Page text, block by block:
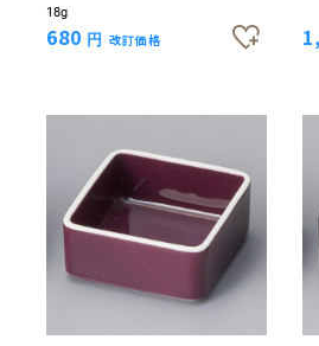
18g
680 円 改訂価格